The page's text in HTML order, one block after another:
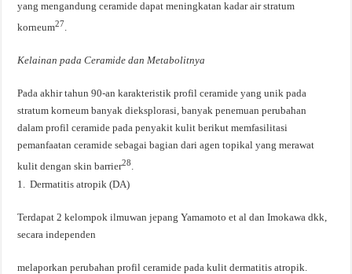
yang mengandung ceramide dapat meningkatan kadar air stratum
korneum27.
Kelainan pada Ceramide dan Metabolitnya
Pada akhir tahun 90-an karakteristik profil ceramide yang unik pada
stratum korneum banyak dieksplorasi, banyak penemuan perubahan
dalam profil ceramide pada penyakit kulit berikut memfasilitasi
pemanfaatan ceramide sebagai bagian dari agen topikal yang merawat
kulit dengan skin barrier28.
1. Dermatitis atropik (DA)
Terdapat 2 kelompok ilmuwan jepang Yamamoto et al dan Imokawa dkk,
secara independen
melaporkan perubahan profil ceramide pada kulit dermatitis atropik.